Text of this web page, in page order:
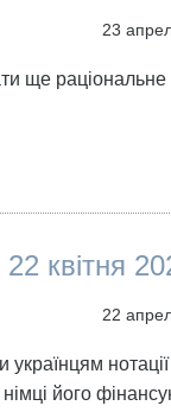
23
ще раціональне
квітня
22
українцям
його